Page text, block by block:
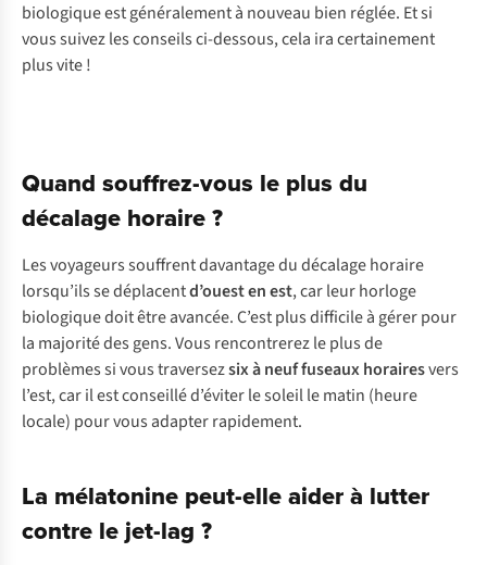
biologique est généralement à nouveau bien réglée. Et si
vous suivez les conseils ci-dessous, cela ira certainement
plus vite !
Quand souffrez-vous le plus du
décalage horaire ?
Les voyageurs souffrent davantage du décalage horaire
lorsqu’ils se déplacentd’ouest en est, car leur horloge
biologique doit être avancée. C’est plus difficile à gérer pour
la majorité des gens. Vous rencontrerez le plus de
problèmes si vous traversezsix à neuf fuseaux horairesvers
l’est, car il est conseillé d’éviter le soleil le matin (heure
locale) pour vous adapter rapidement.
La mélatonine peut-elle aider à lutter
contre le jet-lag ?